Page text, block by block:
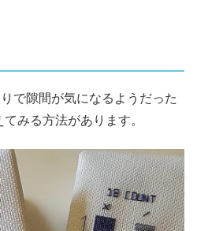
で隙間が気になるようだった
みる方法があります。